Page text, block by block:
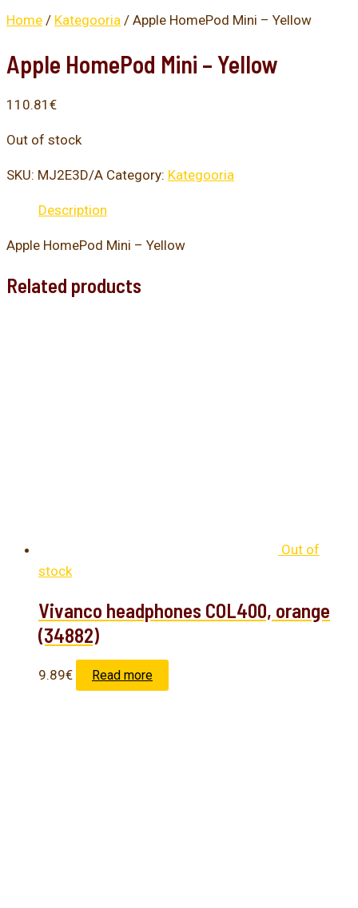
Home / Kategooria / Apple HomePod Mini – Yellow
Apple HomePod Mini – Yellow
110.81 €
Out of stock
SKU: MJ2E3D/A Category: Kategooria
Description
Apple HomePod Mini – Yellow
Related products
Out of
stock
Vivanco headphones COL400, orange
(34882)
9.89€ Read more